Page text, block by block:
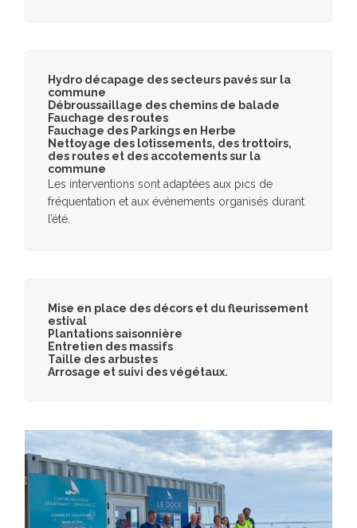
Hydro décapage des secteurs pavés sur la
commune
Débroussaillage des chemins de balade
Fauchage des routes
Fauchage des Parkings en Herbe
Nettoyage des lotissements, des trottoirs,
des routes et des accotements sur la
commune
Les interventions sont adaptées aux pics de
fréquentation et aux événements organisés durant
l’été.
Mise en place des décors et du fleurissement
estival
Plantations saisonnière
Entretien des massifs
Taille des arbustes
Arrosage et suivi des végétaux.